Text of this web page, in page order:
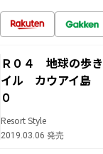
Ｒ０４ 地球の歩
イル カウアイ島
０
Resort Style
2019.03.06 発売